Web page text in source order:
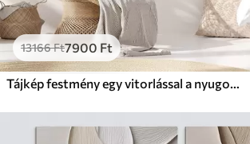
13166Ft7900 Ft
Tájkép festmény egy vitorlással a nyugodt tengeren, narancssárga és sárga égbolt, távoli hegyek